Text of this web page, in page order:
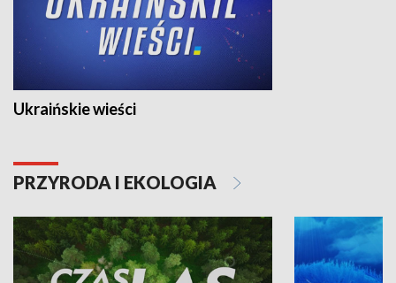
Ukraińskie wieści
PRZYRODA I EKOLOGIA